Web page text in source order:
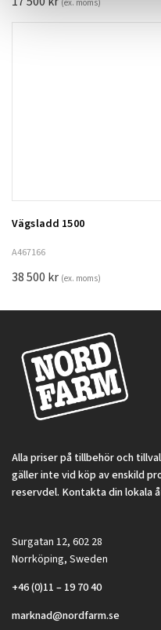
(ex. moms)
Vägsladd 1500
A467166
38 500 kr (ex. moms)
Alla priser på tillbehör och
gäller inte vid köp av enskild
reservdel. Kontakta din lokala
Surgatan 12, 602 28
Norrköping, Sweden
+46 (0)11 – 19 70 40
marknad@nordfarm.se